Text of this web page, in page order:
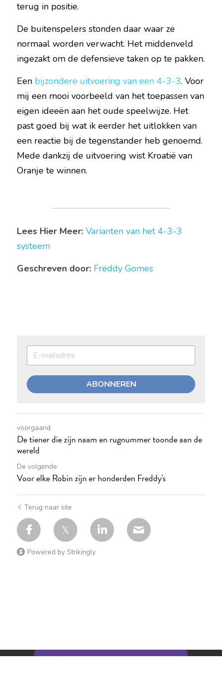
terug in positie.
De buitenspelers stonden daar waar ze
normaal worden verwacht. Het middenveld
ingezakt om de defensieve taken op te pakken.
Een bijzondere uitvoering van een 4-3-3. Voor
mij een mooi voorbeeld van het toepassen van
eigen ideeën aan het oude speelwijze. Het
past goed bij wat ik eerder het uitlokken van
een reactie bij de tegenstander heb genoemd.
Mede dankzij de uitvoering wist Kroatië van
Oranje te winnen.
Lees Hier Meer: Varianten van het 4-3-3
systeem
Geschreven door: Freddy Gomes
ABONNEREN
voorgaand
De tiener die zijn naam en rugnummer toonde aan de
wereld
De volgende
Voor elke Robin zijn er honderden Freddy's
Terug naar site
Powered by Strikingly
Deze website is gebouwd met Strikingly.